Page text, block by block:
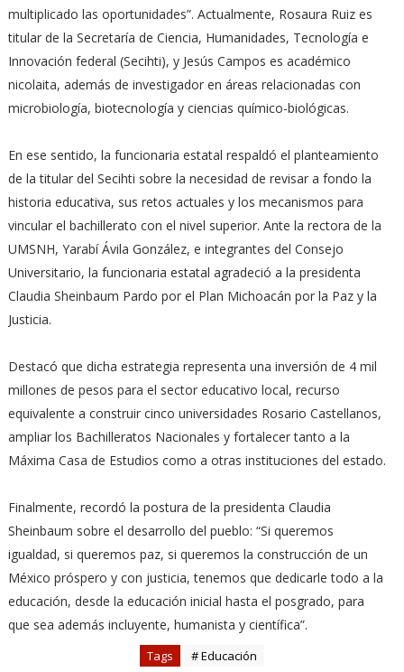
multiplicado las oportunidades”. Actualmente, Rosaura Ruiz es
titular de la Secretaría de Ciencia, Humanidades, Tecnología e
Innovación federal (Secihti), y Jesús Campos es académico
nicolaita, además de investigador en áreas relacionadas con
microbiología, biotecnología y ciencias químico-biológicas.
En ese sentido, la funcionaria estatal respaldó el planteamiento
de la titular del Secihti sobre la necesidad de revisar a fondo la
historia educativa, sus retos actuales y los mecanismos para
vincular el bachillerato con el nivel superior. Ante la rectora de la
UMSNH, Yarabí Ávila González, e integrantes del Consejo
Universitario, la funcionaria estatal agradeció a la presidenta
Claudia Sheinbaum Pardo por el Plan Michoacán por la Paz y la
Justicia.
Destacó que dicha estrategia representa una inversión de 4 mil
millones de pesos para el sector educativo local, recurso
equivalente a construir cinco universidades Rosario Castellanos,
ampliar los Bachilleratos Nacionales y fortalecer tanto a la
Máxima Casa de Estudios como a otras instituciones del estado.
Finalmente, recordó la postura de la presidenta Claudia
Sheinbaum sobre el desarrollo del pueblo: “Si queremos
igualdad, si queremos paz, si queremos la construcción de un
México próspero y con justicia, tenemos que dedicarle todo a la
educación, desde la educación inicial hasta el posgrado, para
que sea además incluyente, humanista y científica”.
Tags # Educación